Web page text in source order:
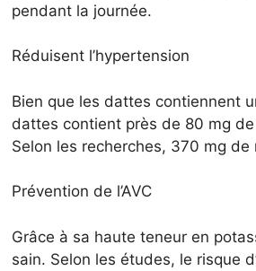
pendant la journée.
Réduisent l’hypertension
Bien que les dattes contiennent
dattes contient près de 80 mg
Selon les recherches, 370 mg
Prévention de l’AVC
Grâce à sa haute teneur en
sain. Selon les études, le risque